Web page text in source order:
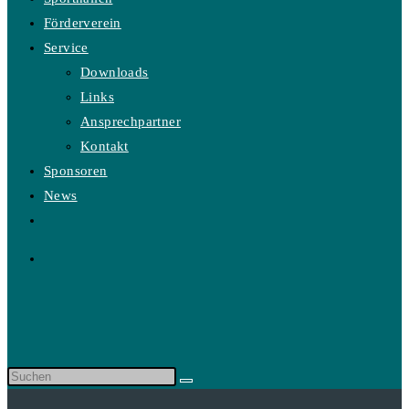
Förderverein
Service
Downloads
Links
Ansprechpartner
Kontakt
Sponsoren
News
Diese